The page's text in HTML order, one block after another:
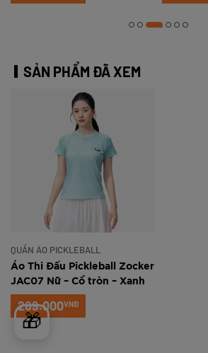
🎁
SẢN PHẨM ĐÃ XEM
QUẦN ÁO PICKLEBALL
Áo Thi Đấu Pickleball Zocker
JAC07 Nữ – Cổ tròn – Xanh
Ngọc
289.000VNĐ